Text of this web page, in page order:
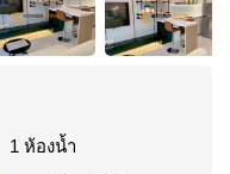
1 ห้องน้ำ